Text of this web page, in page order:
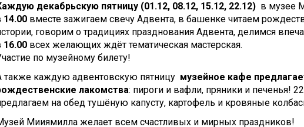
декабрьскую пятницу (01.12, 08.12, 15.12, 22.12) в музее
14.00 вместе зажигаем свечу Адвента, в башенке читаем
говорим о традициях празднования Адвента, делимся
16.00 всех желающих ждёт тематическая мастерская.
по музейному билету!
также каждую адвентовскую пятницу музейное кафе
лакомства: пироги и вафли, пряники и печенья!
на обед тушёную капусту, картофель и кровяные
Мииямилла желает всем счастливых и мирных праздников!